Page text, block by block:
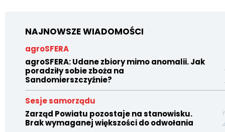
NAJNOWSZE WIADOMOŚCI
agroSFERA
agroSFERA: Udane zbiory mimo anomalii. Jak
poradziły sobie zboża na
Sandomierszczyźnie?
Sesje samorządu
Zarząd Powiatu pozostaje na stanowisku.
Brak wymaganej większości do odwołania